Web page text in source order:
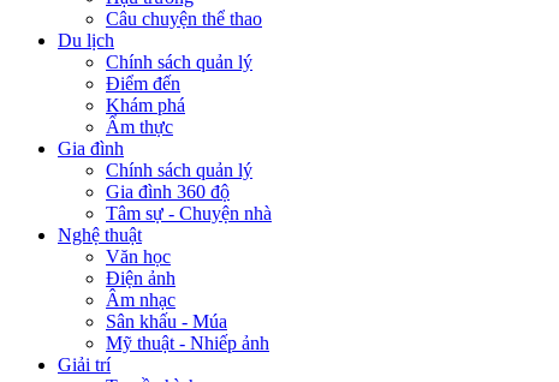
Câu chuyện thể thao
Du lịch
Chính sách quản lý
Điểm đến
Khám phá
Ẩm thực
Gia đình
Chính sách quản lý
Gia đình 360 độ
Tâm sự - Chuyện nhà
Nghệ thuật
Văn học
Điện ảnh
Âm nhạc
Sân khấu - Múa
Mỹ thuật - Nhiếp ảnh
Giải trí